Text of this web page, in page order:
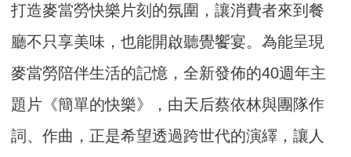
打造麥當勞快樂片刻的氛圍，讓消費者來到餐
廳不只享美味，也能開啟聽覺饗宴。為能呈現
麥當勞陪伴生活的記憶，全新發佈的40週年主
題片《簡單的快樂》，由天后蔡依林與團隊作
詞、作曲，正是希望透過跨世代的演繹，讓人